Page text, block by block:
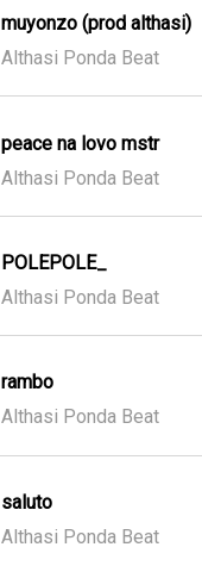
muyonzo (prod althasi)
Althasi Ponda Beat
peace na lovo mstr
Althasi Ponda Beat
POLEPOLE_
Althasi Ponda Beat
rambo
Althasi Ponda Beat
saluto
Althasi Ponda Beat